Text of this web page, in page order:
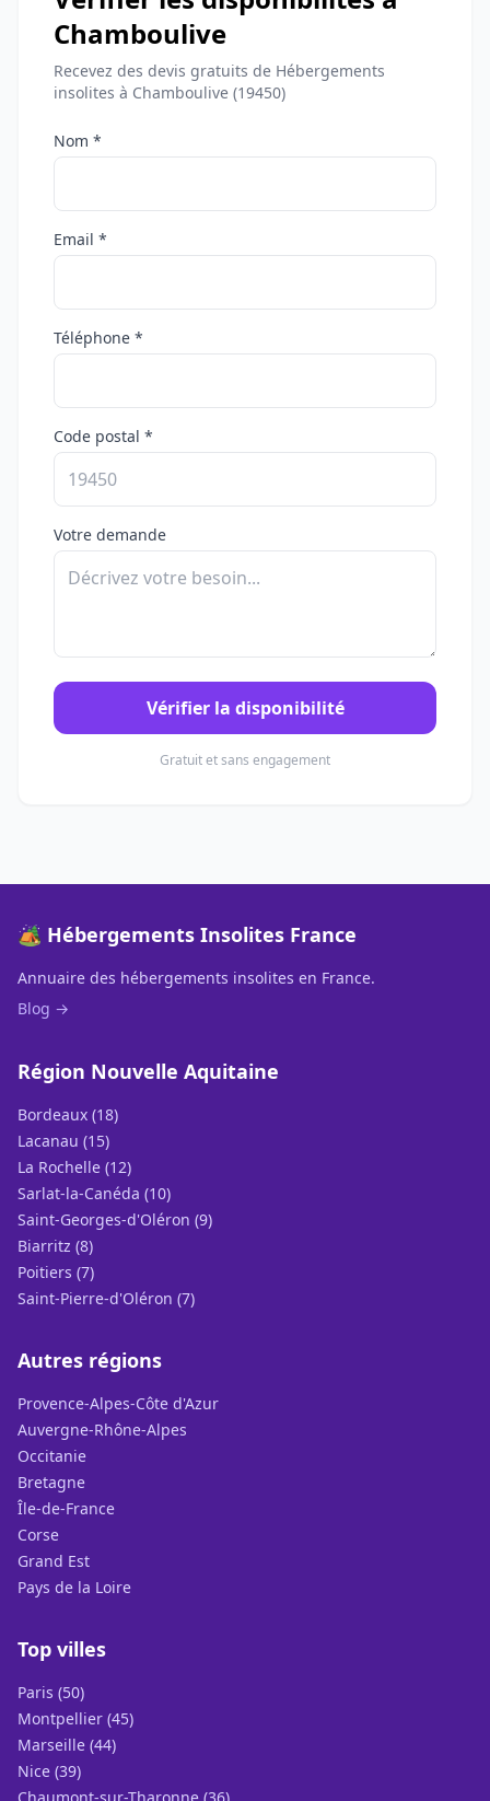
Chamboulive
Recevez des devis gratuits de Hébergements
insolites à Chamboulive (19450)
Nom *
Email *
Téléphone *
Code postal *
Votre demande
Vérifier la disponibilité
Gratuit et sans engagement
🏕️ Hébergements Insolites France
Annuaire des hébergements insolites en France.
Blog →
Région Nouvelle Aquitaine
Bordeaux (18)
Lacanau (15)
La Rochelle (12)
Sarlat-la-Canéda (10)
Saint-Georges-d'Oléron (9)
Biarritz (8)
Poitiers (7)
Saint-Pierre-d'Oléron (7)
Autres régions
Provence-Alpes-Côte d'Azur
Auvergne-Rhône-Alpes
Occitanie
Bretagne
Île-de-France
Corse
Grand Est
Pays de la Loire
Top villes
Paris (50)
Montpellier (45)
Marseille (44)
Nice (39)